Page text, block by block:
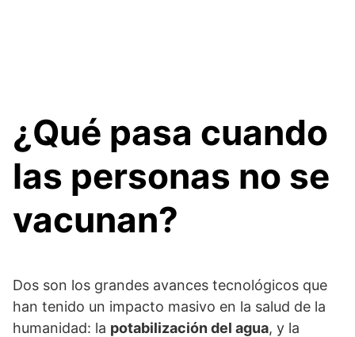
¿Qué pasa cuando
las personas no se
vacunan?
Dos son los grandes avances tecnológicos que
han tenido un impacto masivo en la salud de la
humanidad: la potabilización del agua, y la